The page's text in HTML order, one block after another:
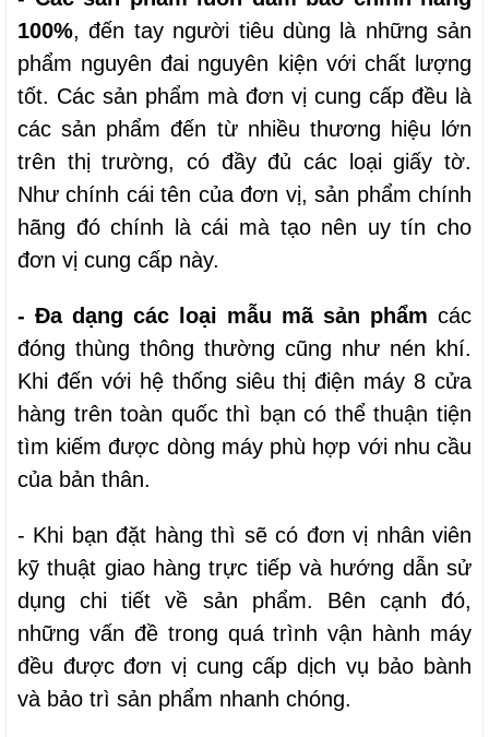
100%, đến tay người tiêu dùng là những sản
phẩm nguyên đai nguyên kiện với chất lượng
tốt. Các sản phẩm mà đơn vị cung cấp đều là
các sản phẩm đến từ nhiều thương hiệu lớn
trên thị trường, có đầy đủ các loại giấy tờ.
Như chính cái tên của đơn vị, sản phẩm chính
hãng đó chính là cái mà tạo nên uy tín cho
đơn vị cung cấp này.
- Đa dạng các loại mẫu mã sản phẩm các
đóng thùng thông thường cũng như nén khí.
Khi đến với hệ thống siêu thị điện máy 8 cửa
hàng trên toàn quốc thì bạn có thể thuận tiện
tìm kiếm được dòng máy phù hợp với nhu cầu
của bản thân.
- Khi bạn đặt hàng thì sẽ có đơn vị nhân viên
kỹ thuật giao hàng trực tiếp và hướng dẫn sử
dụng chi tiết về sản phẩm. Bên cạnh đó,
những vấn đề trong quá trình vận hành máy
đều được đơn vị cung cấp dịch vụ bảo bành
và bảo trì sản phẩm nhanh chóng.